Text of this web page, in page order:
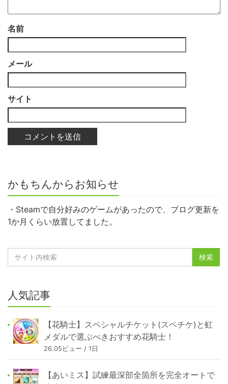
名前
メール
サイト
かもちんからお知らせ
・Steamで自分好みのゲームがあったので、ブログ更新を
1か月くらい放置してました。
人気記事
【花騎士】スペシャルチケット(スペチケ)と虹
メダルで選ぶべきおすすめ花騎士！
26.05ビュー / 1日
【あいミス】試練最深部全箇所を完全オートで